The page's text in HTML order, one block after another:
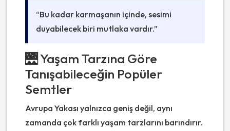
“Bu kadar karmaşanın içinde, sesimi
duyabilecek biri mutlaka vardır.”
🌉 Yaşam Tarzına Göre
Tanışabileceğin Popüler
Semtler
Avrupa Yakası yalnızca geniş değil, aynı
zamanda çok farklı yaşam tarzlarını barındırır.